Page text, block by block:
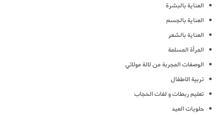
العناية بالبشرة
العناية بالجسم
العناية بالشعر
المرأة المسلمة
الوصفات المجربة من لالة مولاتي
تربية الاطفال
تعليم ربطات و لفات الحجاب
حلويات العيد